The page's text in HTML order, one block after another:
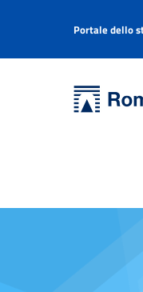
Header info sidebar
Portale dello